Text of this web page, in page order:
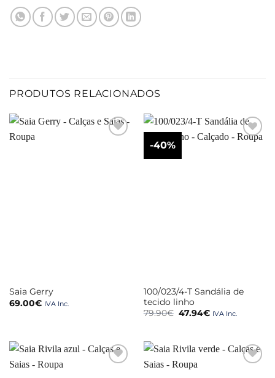
PRODUTOS RELACIONADOS
Saia Gerry
69.00€ IVA Inc.
-40%
100/023/4-T Sandália de
tecido linho
79.90€ O
79.90€.
47.94€O
47.94€.
IVA Inc.